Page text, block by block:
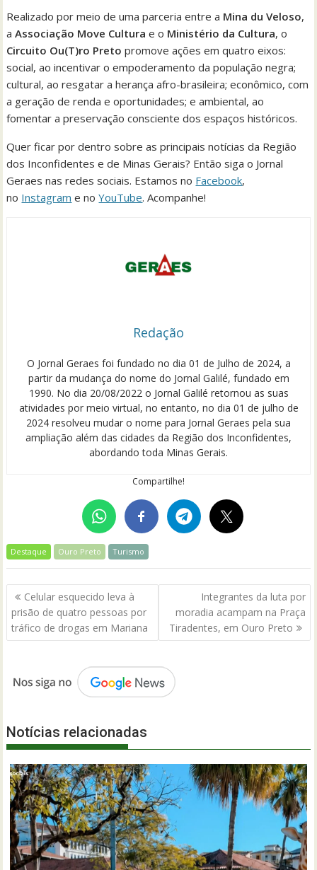
Realizado por meio de uma parceria entre a Mina du Veloso,
aAssociação Move Cultura e o Ministério da Cultura, o
Circuito Ou(T)ro Preto promove ações em quatro eixos:
social, ao incentivar o empoderamento da população negra;
cultural, ao resgatar a herança afro-brasileira; econômico, com
a geração de renda e oportunidades; e ambiental, ao
fomentar a preservação consciente dos espaços históricos.
Quer ficar por dentro sobre as principais notícias da Região
dos Inconfidentes e de Minas Gerais? Então siga o Jornal
Geraes nas redes sociais. Estamos no Facebook,
no Instagram e noYouTube. Acompanhe!
Redação
O Jornal Geraes foi fundado no dia 01 de Julho de 2024, a
partir da mudança do nome do Jornal Galilé, fundado em
1990. No dia 20/08/2022 o Jornal Galilé retornou as suas
atividades por meio virtual, no entanto, no dia 01 de julho de
2024 resolveu mudar o nome para Jornal Geraes pela sua
ampliação além das cidades da Região dos Inconfidentes,
abordando toda Minas Gerais.
Compartilhe!
Destaque Ouro Preto Turismo
Navegação
de
Post
Celular esquecido leva à
prisão de quatro pessoas por
tráfico de drogas em Mariana
Integrantes da luta por
moradia acampam na Praça
Tiradentes, em Ouro Preto
Notícias relacionadas